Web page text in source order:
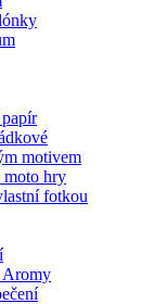
motivem
moto hry
fotkou
Aromy